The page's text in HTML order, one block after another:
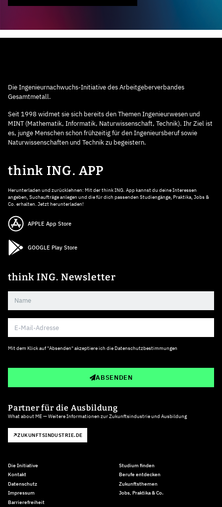
Die Ingenieurnachwuchs-Initiative des Arbeitgeberverbandes
Gesamtmetall.
Seit 1998 widmet sie sich bereits den Themen Ingenieurwesen und
MINT (Mathematik, Informatik, Naturwissenschaft, Technik). Ihr Ziel ist
es, junge Menschen schon frühzeitig für den Ingenieursberuf sowie
Naturwissenschaften und Technik zu begeistern.
think ING. APP
Herunterladen und zurücklehnen: Mit der think ING. App kannst du deine Interessen
angeben, Suchaufträge anlegen und die für dich passenden Studiengänge, Praktika, Jobs &
Co. erhalten. Jetzt herunterladen!
APPLE App Store
GOOGLE Play Store
think ING. Newsletter
Mit dem Klick auf "Absenden" akzeptiere ich die Datenschutzbestimmungen
ABSENDEN
Partner für die Ausbildung
What about ME — Weitere Informationen zur Zukunftsindustrie und Ausbildung
ZUKUNFTSINDUSTRIE.DE
Die Initiative
Kontakt
Datenschutz
Impressum
Barrierefreiheit
Studium finden
Berufe entdecken
Zukunftsthemen
Jobs, Praktika & Co.